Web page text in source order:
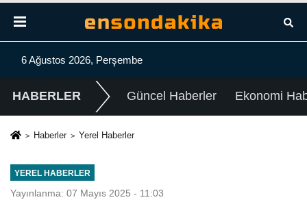
6 Ağustos 2026, Perşembe
HABERLER Güncel Haberler Ekonomi
Haberler Yerel Haberler
YEREL HABERLER
Yayınlanma: 07 Mayıs 2025 - 11:03